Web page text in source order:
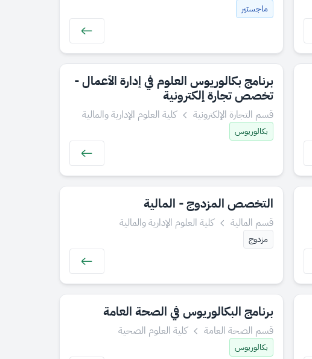
ماجستير
برنامج بكالوريوس العلوم في إدارة الأعمال -
تخصص تجارة إلكترونية
قسم التجارة الإلكترونية كلية العلوم الإدارية والمالية
بكالوريوس
التخصص المزدوج - المالية
قسم المالية كلية العلوم الإدارية والمالية
مزدوج
​​​​برنامج البكالوريوس في الصحة العامة
قسم الصحة العامة كلية العلوم الصحية
بكالوريوس